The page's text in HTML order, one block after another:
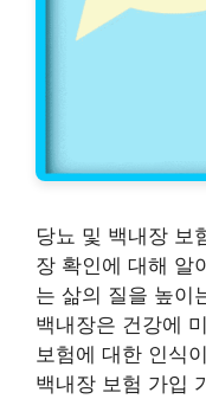
당뇨 및 백내장 보
장 확인에 대해 알
는 삶의 질을 높이
백내장은 건강에
보험에 대한 인식
백내장 보험 가입